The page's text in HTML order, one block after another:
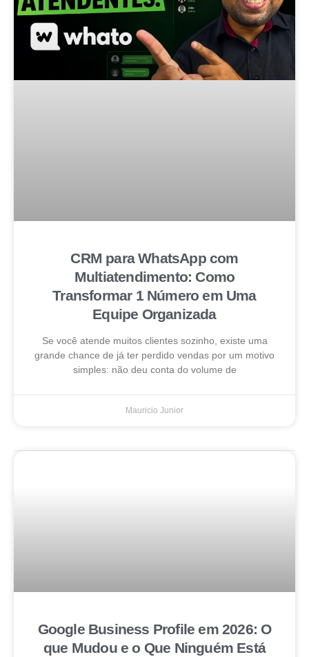
CRM para WhatsApp com
Multiatendimento: Como
Transformar 1 Número em Uma
Equipe Organizada
Se você atende muitos clientes sozinho, existe uma
grande chance de já ter perdido vendas por um motivo
simples: não deu conta do volume de
Mauricio Junior
Google Business Profile em 2026: O
que Mudou e o Que Ninguém Está